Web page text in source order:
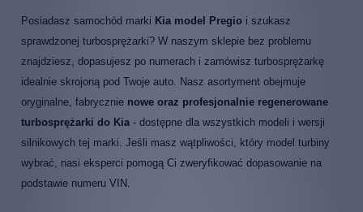
Posiadasz samochód marki Kia model Pregio i szukasz
sprawdzonej turbosprężarki? W naszym sklepie bez problemu
znajdziesz, dopasujesz po numerach i zamówisz turbosprężarkę
idealnie skrojoną pod Twoje auto. Nasz asortyment obejmuje
oryginalne, fabrycznie nowe oraz profesjonalnie regenerowane
turbosprężarki do Kia- dostępne dla wszystkich modeli i wersji
silnikowych tej marki. Jeśli masz wątpliwości, który model turbiny
wybrać, nasi eksperci pomogą Ci zweryfikować dopasowanie na
podstawie numeru VIN.